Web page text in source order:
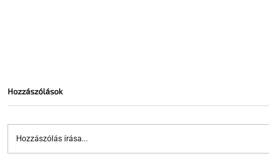
Hozzászólások
Hozzászólás írása...